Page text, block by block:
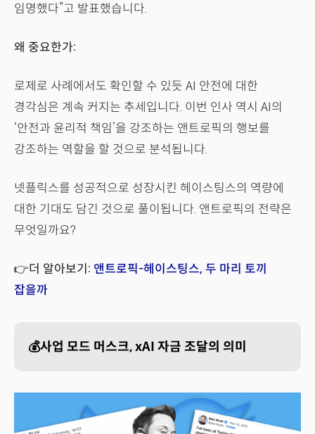
임명했다”고 발표했습니다.
왜 중요한가:
로제로 사례에서도 확인할 수 있듯 AI 안전에 대한
경각심은 계속 커지는 추세입니다. 이번 인사 역시 AI의
‘안전과 윤리적 책임’을 강조하는 앤트로픽의 행보를
강조하는 역할을 할 것으로 분석됩니다.
넷플릭스를 성공적으로 성장시킨 헤이스팅스의 역량에
대한 기대도 담긴 것으로 풀이됩니다. 앤트로픽의 전략은
무엇일까요?
👉더 알아보기: 앤트로픽-헤이스팅스, 두 마리 토끼
잡을까
💰사업 모드 머스크, xAI 자금 조달의 의미